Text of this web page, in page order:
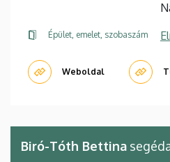
Épület, emelet, szobaszám
Weboldal
Biró-Tóth Bettina